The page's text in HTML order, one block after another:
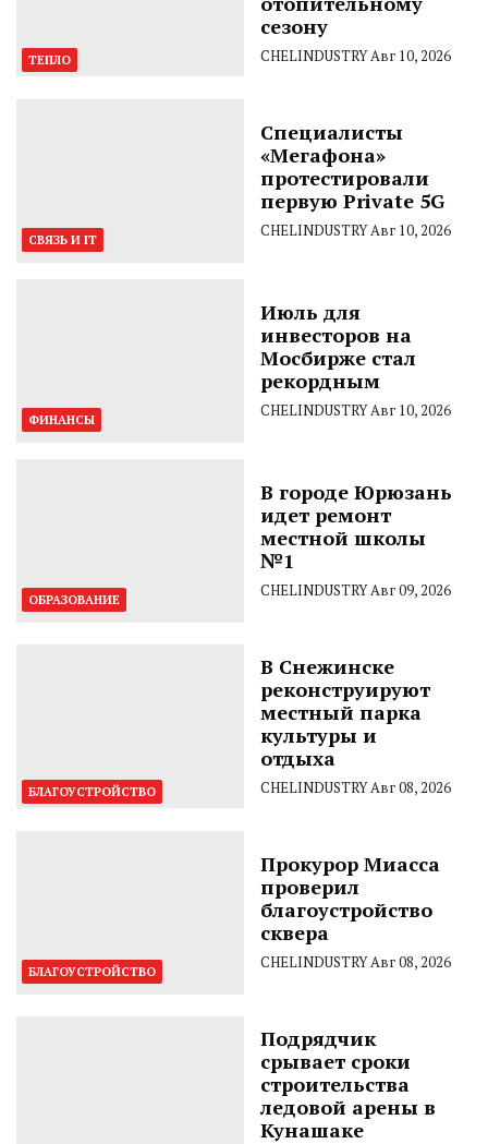
ТЕПЛО
сезону
CHELINDUSTRYАвг 10, 2026
СВЯЗЬ И IT
Специалисты
«Мегафона»
протестировали
первую Private 5G
CHELINDUSTRYАвг 10, 2026
ФИНАНСЫ
Июль для
инвесторов на
Мосбирже стал
рекордным
CHELINDUSTRYАвг 10, 2026
ОБРАЗОВАНИЕ
В городе Юрюзань
идет ремонт
местной школы
№1
CHELINDUSTRYАвг 09, 2026
БЛАГОУСТРОЙСТВО
В Снежинске
реконструируют
местный парка
культуры и
отдыха
CHELINDUSTRYАвг 08, 2026
БЛАГОУСТРОЙСТВО
Прокурор Миасса
проверил
благоустройство
сквера
CHELINDUSTRYАвг 08, 2026
Подрядчик
срывает сроки
строительства
ледовой арены в
Кунашаке